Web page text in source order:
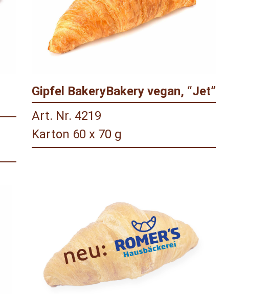
Gipfel BakeryBakery vegan, “Jet”
Art. Nr. 4219
Karton 60 x 70 g